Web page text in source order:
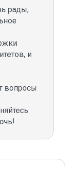
рады,
и
вопросы